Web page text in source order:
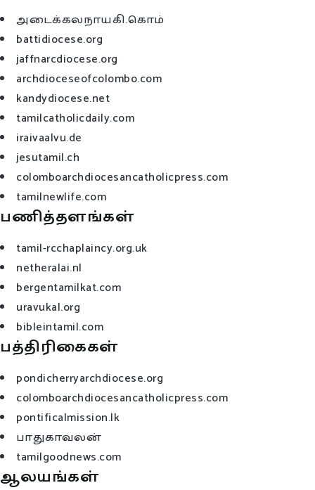
அடைக்கலநாயகி.கொம்
battidiocese.org
jaffnarcdiocese.org
archdioceseofcolombo.com
kandydiocese.net
tamilcatholicdaily.com
iraivaalvu.de
jesutamil.ch
colomboarchdiocesancatholicpress.com
tamilnewlife.com
பணித்தளங்கள்
tamil-rcchaplaincy.org.uk
netheralai.nl
bergentamilkat.com
uravukal.org
bibleintamil.com
பத்திரிகைகள்
pondicherryarchdiocese.org
colomboarchdiocesancatholicpress.com
pontificalmission.lk
பாதுகாவலன்
tamilgoodnews.com
ஆலயங்கள்